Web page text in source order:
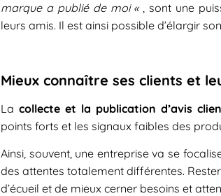
marque a publié de moi «, sont une
leurs amis. Il est ainsi possible d’élargir
Mieux connaître ses clients et
La collecte et la publication d’avis
points forts et les signaux faibles des
Ainsi, souvent, une entreprise va se
des attentes totalement différentes.
d’écueil et de mieux cerner besoins et